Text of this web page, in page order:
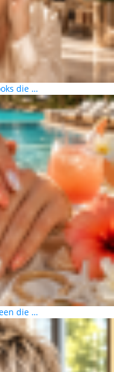
die …
die …